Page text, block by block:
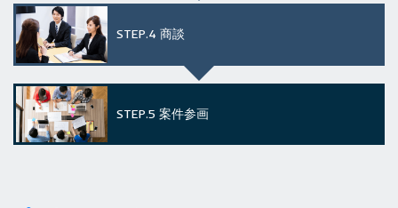
STEP.4 商談
STEP.5 案件参画